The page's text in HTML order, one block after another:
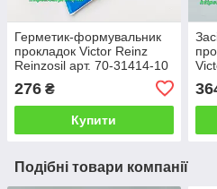
Герметик-формувальник
прокладок Victor Reinz
Reinzosil арт. 70-31414-10
276 ₴
Купити
Подібні товари компанії